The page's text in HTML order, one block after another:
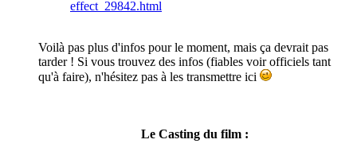
effect_29842.html
Voilà pas plus d'infos pour le moment, mais ça devrait pas
tarder ! Si vous trouvez des infos (fiables voir officiels tant
qu'à faire), n'hésitez pas à les transmettre ici
Le Casting du film :